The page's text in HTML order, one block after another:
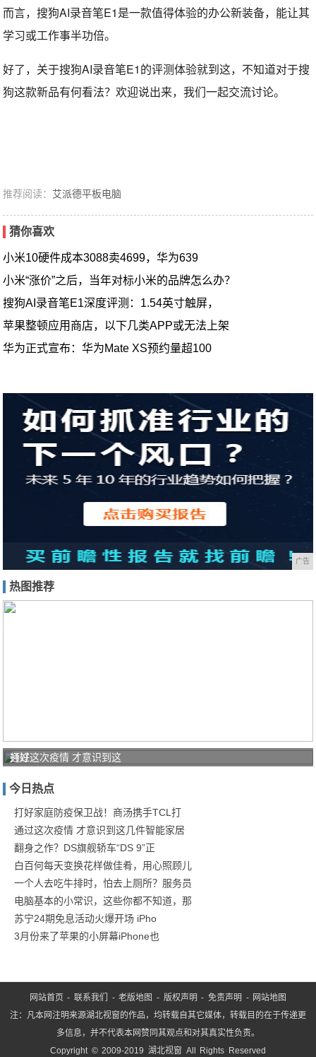
而言，搜狗AI录音笔E1是一款值得体验的办公新装备，能让其
学习或工作事半功倍。
好了，关于搜狗AI录音笔E1的评测体验就到这，不知道对于搜
狗这款新品有何看法？欢迎说出来，我们一起交流讨论。
推荐阅读： 艾派德平板电脑
猜你喜欢
小米10硬件成本3088卖4699，华为639
小米“涨价”之后，当年对标小米的品牌怎么办？
搜狗AI录音笔E1深度评测：1.54英寸触屏，
苹果整顿应用商店，以下几类APP或无法上架
华为正式宣布：华为Mate XS预约量超100
广告
热图推荐
打好
防疫
保卫
战！
商汤
通过这次疫情 才意识到这
今日热点
打好家庭防疫保卫战！商汤携手TCL打
通过这次疫情 才意识到这几件智能家居
翻身之作？DS旗舰轿车“DS 9”正
白百何每天变换花样做佳肴，用心照顾儿
一个人去吃牛排时，怕去上厕所？服务员
电脑基本的小常识，这些你都不知道，那
苏宁24期免息活动火爆开场 iPho
3月份来了苹果的小屏幕iPhone也
网站首页 - 联系我们 -老版地图 - 版权声明 -免责声明 - 网站地图
注：凡本网注明来源湖北视窗的作品，均转载自其它媒体，转载目的在于传递更
多信息，并不代表本网赞同其观点和对其真实性负责。
Copyright © 2009-2019 湖北视窗 All Rights Reserved